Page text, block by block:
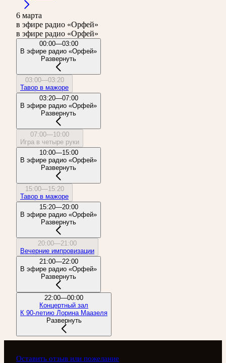
6 марта
в эфире радио «Орфей»
в эфире радио «Орфей»
00:00—03:00
В эфире радио «Орфей»
Развернуть
03:00—03:20
Тавор в мажоре
03:20—07:00
В эфире радио «Орфей»
Развернуть
07:00—10:00
Игра в четыре руки
10:00—15:00
В эфире радио «Орфей»
Развернуть
15:00—15:20
Тавор в мажоре
15:20—20:00
В эфире радио «Орфей»
Развернуть
20:00—21:00
Вечерние импровизации
21:00—22:00
В эфире радио «Орфей»
Развернуть
22:00—00:00
Концертный зал
К 90-летию Лорина Маазеля
Развернуть
Оставить отзыв или пожелание